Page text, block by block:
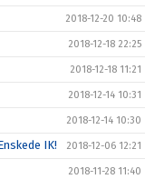
2018-12-20 10:48
2018-12-18 22:25
2018-12-18 11:21
2018-12-14 10:31
2018-12-14 10:30
IK! 2018-12-06 12:21
2018-11-28 11:40